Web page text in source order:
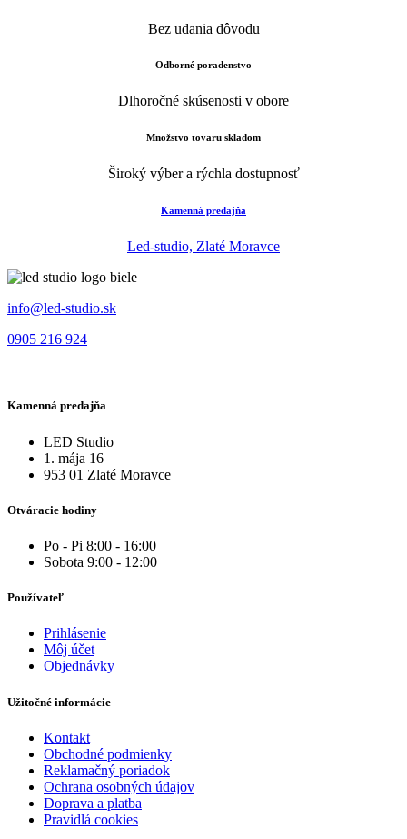
Bez udania dôvodu
Odborné poradenstvo
Dlhoročné skúsenosti v obore
Množstvo tovaru skladom
Široký výber a rýchla dostupnosť
Kamenná predajňa
Led-studio, Zlaté Moravce
info@led-studio.sk
0905 216 924
Kamenná predajňa
LED Studio
1. mája 16
953 01 Zlaté Moravce
Otváracie hodiny
Po - Pi 8:00 - 16:00
Sobota 9:00 - 12:00
Používateľ
Prihlásenie
Môj účet
Objednávky
Užitočné informácie
Kontakt
Obchodné podmienky
Reklamačný poriadok
Ochrana osobných údajov
Doprava a platba
Pravidlá cookies